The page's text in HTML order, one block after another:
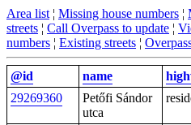
Area list ¦ Missing house numbers ¦
streets ¦ Call Overpass to update ¦
numbers ¦ Existing streets ¦
@id name
29269360
Petőfi Sándor
utca